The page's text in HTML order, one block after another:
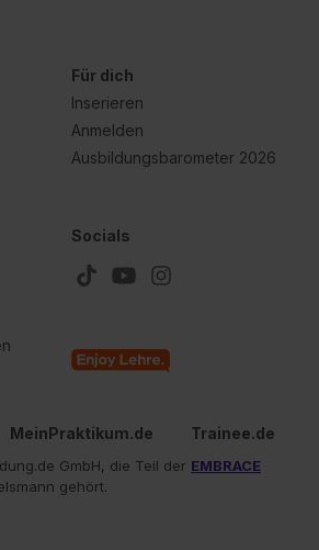
Für dich
Inserieren
Anmelden
Ausbildungsbarometer 2026
Socials
MeinPraktikum.de Trainee.de
GmbH, die Teil der EMBRACE
gehört.